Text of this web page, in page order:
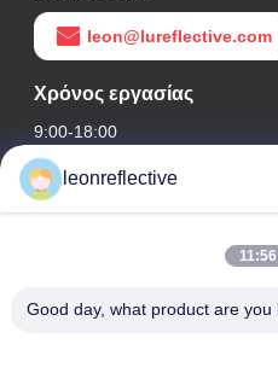
leon@lureflective.com
Χρόνος εργασίας
9:00-18:00
Η διεύθυνσή μας
2ος όροφος, κτίριο D2, Πάρκο
leonreflective
Good day, what product are you